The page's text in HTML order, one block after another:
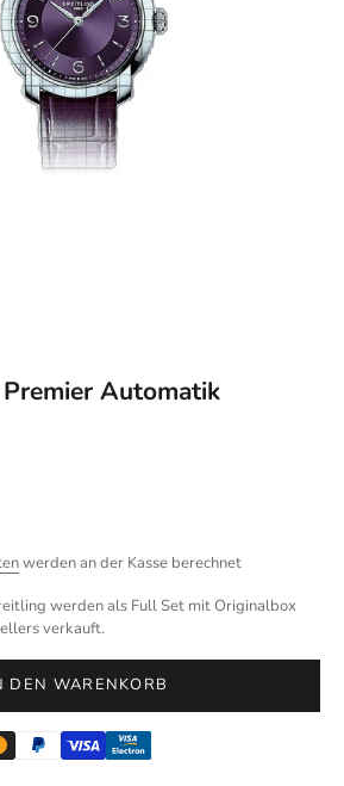
Automatik
werden an der Kasse berechnet
werden als Full Set mit Originalbox
verkauft.
DEN WARENKORB